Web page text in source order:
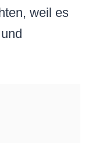
weil es